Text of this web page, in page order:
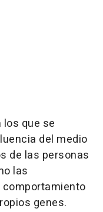
que se
del medio
de las personas
las
genes.